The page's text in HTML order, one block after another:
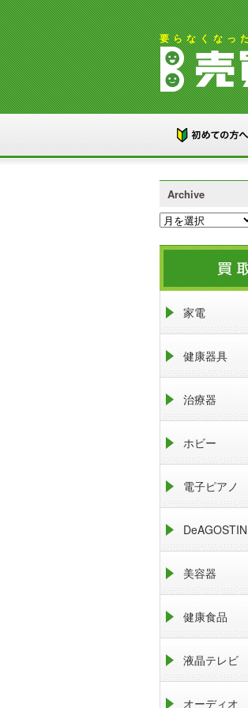
要らなくなっ
Archive
家電
健康器具
治療器
ホビー
電子ピアノ
美容器
健康食品
液晶テレビ
オーディオ